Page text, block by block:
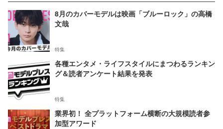
8月のカバーモデルは映画「ブルーロック」の高橋
文哉
特集
各種エンタメ・ライフスタイルにまつわるランキン
グ＆読者アンケート結果を発表
特集
業界初！ 全プラットフォーム横断の大規模読者参
加型アワード